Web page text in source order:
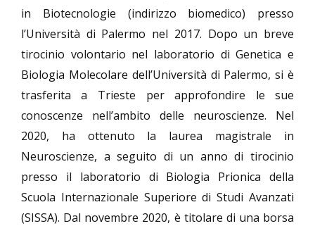
in Biotecnologie (indirizzo biomedico) presso
l’Università di Palermo nel 2017. Dopo un breve
tirocinio volontario nel laboratorio di Genetica e
Biologia Molecolare dell’Università di Palermo, si è
trasferita a Trieste per approfondire le sue
conoscenze nell’ambito delle neuroscienze. Nel
2020, ha ottenuto la laurea magistrale in
Neuroscienze, a seguito di un anno di tirocinio
presso il laboratorio di Biologia Prionica della
Scuola Internazionale Superiore di Studi Avanzati
(SISSA). Dal novembre 2020, è titolare di una borsa